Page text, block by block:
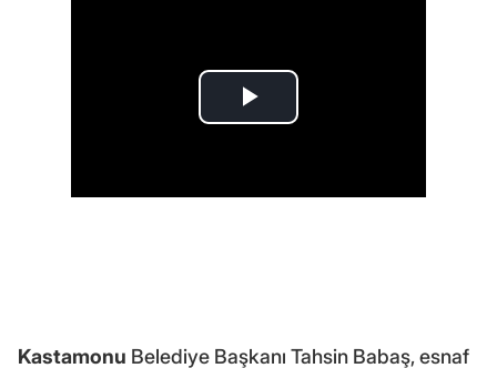
Kastamonu Belediye Başkanı Tahsin Babaş, esnaf